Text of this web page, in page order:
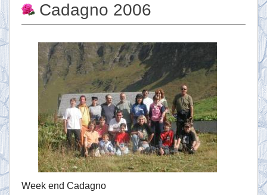
Servizi
Ordinazioni
Cadagno 2006
Week end Cadagno